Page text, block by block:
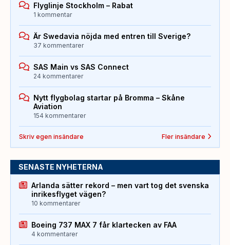
Flyglinje Stockholm – Rabat
1 kommentar
Är Swedavia nöjda med entren till Sverige?
37 kommentarer
SAS Main vs SAS Connect
24 kommentarer
Nytt flygbolag startar på Bromma – Skåne
Aviation
154 kommentarer
Skriv egen insändare Fler insändare
SENASTE NYHETERNA
Arlanda sätter rekord – men vart tog det svenska
inrikesflyget vägen?
10 kommentarer
Boeing 737 MAX 7 får klartecken av FAA
4 kommentarer